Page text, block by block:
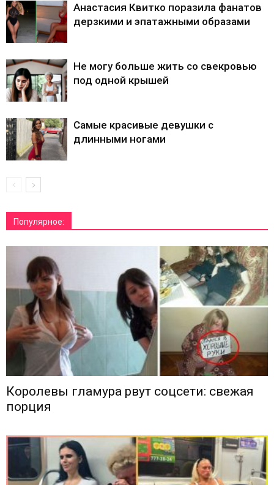
Анастасия Квитко поразила фанатов
дерзкими и эпатажными образами
Не могу больше жить со свекровью
под одной крышей
Самые красивые девушки с
длинными ногами
Популярное:
Королевы гламура рвут соцсети: свежая
порция